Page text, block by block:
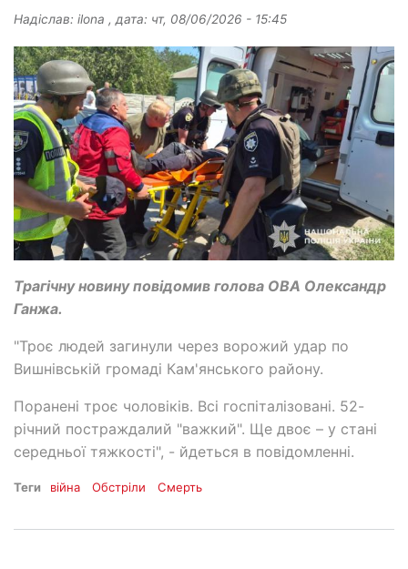
Надіслав: ilona , дата: чт, 08/06/2026 - 15:45
Трагічну новину повідомив голова ОВА Олександр
Ганжа.
"Троє людей загинули через ворожий удар по
Вишнівській громаді Кам'янського району.
Поранені троє чоловіків. Всі госпіталізовані. 52-
річний постраждалий "важкий". Ще двоє – у стані
середньої тяжкості", - йдеться в повідомленні.
Теги війна Обстріли Смерть